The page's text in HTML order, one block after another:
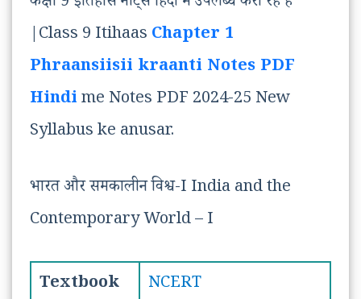
|Class 9 Itihaas Chapter 1
Phraansiisii kraanti Notes PDF
Hindime Notes PDF 2024-25 New
Syllabus ke anusar.
भारत और समकालीन विश्व-I India and the
Contemporary World – I
Textbook
NCERT